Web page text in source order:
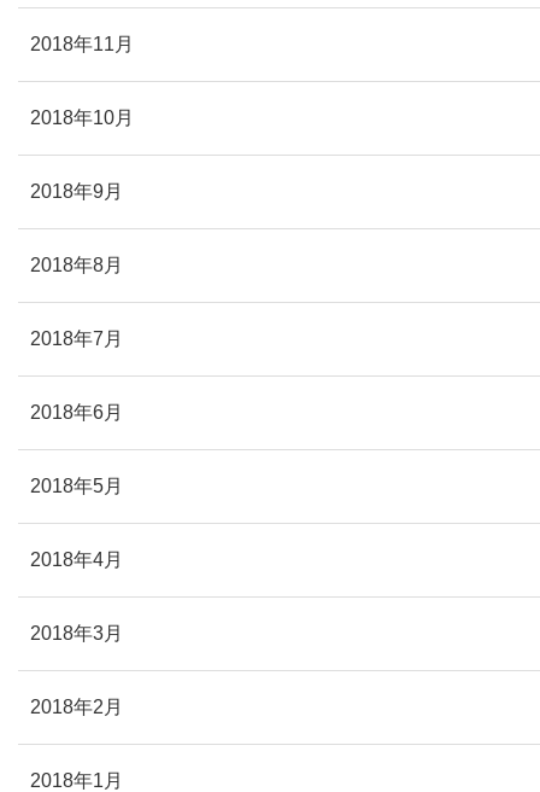
2018年11月
2018年10月
2018年9月
2018年8月
2018年7月
2018年6月
2018年5月
2018年4月
2018年3月
2018年2月
2018年1月